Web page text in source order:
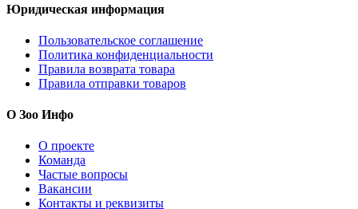
Юридическая информация
Пользовательское соглашение
Политика конфиденциальности
Правила возврата товара
Правила отправки товаров
О Зоо Инфо
О проекте
Команда
Частые вопросы
Вакансии
Контакты и реквизиты